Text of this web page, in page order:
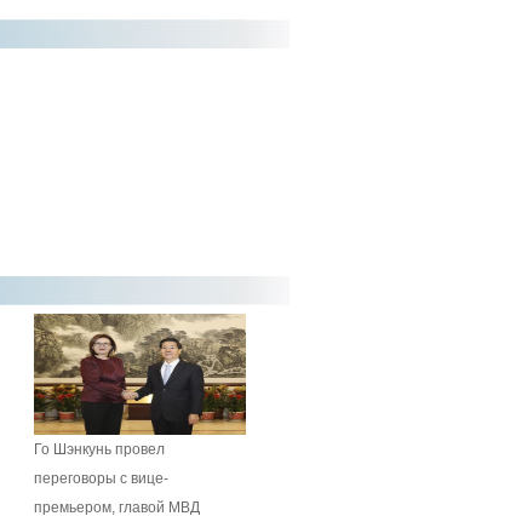
Го Шэнкунь провел
переговоры с вице-
премьером, главой МВД